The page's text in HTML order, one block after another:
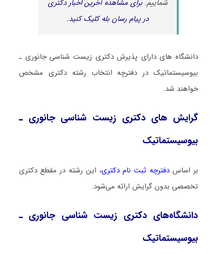
شماییم.برای مشاهده آخرین اخبار دکتری
در پیام رسان بله کلیک کنید.
دانشگاه های دارای پذیرش دکتری زیست شناسی ﺟﺎﻧﻮری ـ
بیوسیستماتیک در دفترچه انتخاب رشته دکتری مشخص
خواهند شد.
گرایش های دکتری زیست شناسی ﺟﺎﻧﻮری ـ
بیوسیستماتیک
بر اساسدفترچه ثبت نام دکتری، این رشته در مقطع دکتری
تخصصی بدون گرایش ارائه می‌شود.
دانشگاه‌های دکتری زیست شناسی ﺟﺎﻧﻮری ـ
بیوسیستماتیک